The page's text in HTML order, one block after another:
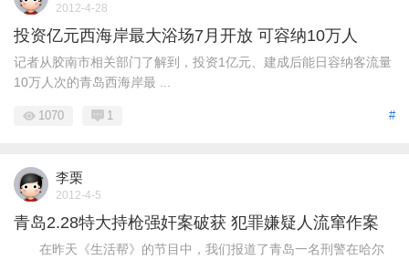
2012-4-28
投资亿元西海岸最大浴场7月开放 可容纳10万人
记者从胶南市相关部门了解到，投资1亿元、建成后能日容纳客流量
10万人次的青岛西海岸最 ...
#
1070 1
李栗
2012-4-5
青岛2.28特大持枪强奸案破获 犯罪嫌疑人流窜作案
在昨天《生活帮》的节目中，我们报道了青岛一名刑警在哈尔